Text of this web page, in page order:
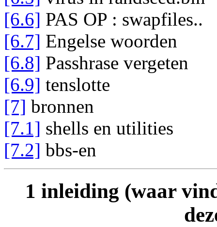
[6.6] PAS OP : swapfiles..
[6.7] Engelse woorden
[6.8] Passhrase vergeten
[6.9] tenslotte
[7] bronnen
[7.1] shells en utilities
[7.2] bbs-en
1 inleiding (waar